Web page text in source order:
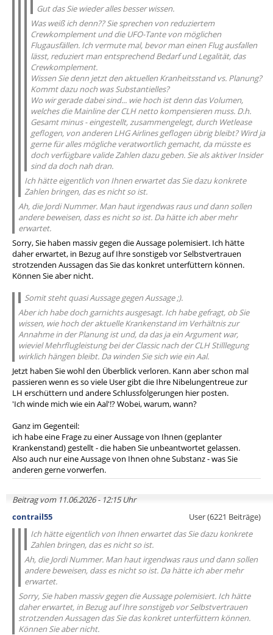
Gut das Sie wieder alles besser wissen.
Was weiß ich denn?? Sie sprechen von reduziertem
Crewkomplement und die UFO-Tante von möglichen
Flugausfällen. Ich vermute mal, bevor man einen Flug ausfallen
lässt, reduziert man entsprechend Bedarf und Legalität, das
Crewkomplement.
Wissen Sie denn jetzt den aktuellen Kranheitsstand vs. Planung?
Kommt dazu noch was Substantielles?
Wo wir gerade dabei sind... wie hoch ist denn das Volumen,
welches die Mainline der CLH netto kompensieren muss. D.h.
Gesamt minus - eingestellt, zusammengelegt, durch Wetlease
geflogen, von anderen LHG Airlines geflogen übrig bleibt? Wird ja
gerne für alles mögliche veratwortlich gemacht, da müsste es
doch verfügbare valide Zahlen dazu geben. Sie als aktiver Insider
sind da doch nah dran.
Ich hätte eigentlich von Ihnen erwartet das Sie dazu konkrete
Zahlen bringen, das es nicht so ist.
Ah, die Jordi Nummer. Man haut irgendwas raus und dann sollen
andere beweisen, dass es nicht so ist. Da hätte ich aber mehr
erwartet.
Sorry, Sie haben massiv gegen die Aussage polemisiert. Ich hätte
daher erwartet, in Bezug auf Ihre sonstigeb vor Selbstvertrauen
strotzenden Aussagen das Sie das konkret unterfüttern können.
Können Sie aber nicht.
Somit steht quasi Aussage gegen Aussage ;).
Aber ich habe doch garnichts ausgesagt. Ich habe gefragt, ob Sie
wissen, wie hoch der aktuelle Krankenstand im Verhältnis zur
Annahme in der Planung ist und, da das ja ein Argument war,
wieviel Mehrflugleistung bei der Classic nach der CLH Stilllegung
wirklich hängen bleibt. Da winden Sie sich wie ein Aal.
Jetzt haben Sie wohl den Überblick verloren. Kann aber schon mal
passieren wenn es so viele User gibt die Ihre Nibelungentreue zur
LH erschüttern und andere Schlussfolgerungen hier posten.
'Ich winde mich wie ein Aal'!? Wobei, warum, wann?
Ganz im Gegenteil:
ich habe eine Frage zu einer Aussage von Ihnen (geplanter
Krankenstand) gestellt - die haben Sie unbeantwortet gelassen.
Also auch nur eine Aussage von Ihnen ohne Substanz - was Sie
anderen gerne vorwerfen.
Beitrag vom 11.06.2026 - 12:15 Uhr
contrail55
User (6221 Beiträge)
Ich hätte eigentlich von Ihnen erwartet das Sie dazu konkrete
Zahlen bringen, das es nicht so ist.
Ah, die Jordi Nummer. Man haut irgendwas raus und dann sollen
andere beweisen, dass es nicht so ist. Da hätte ich aber mehr
erwartet.
Sorry, Sie haben massiv gegen die Aussage polemisiert. Ich hätte
daher erwartet, in Bezug auf Ihre sonstigeb vor Selbstvertrauen
strotzenden Aussagen das Sie das konkret unterfüttern können.
Können Sie aber nicht.